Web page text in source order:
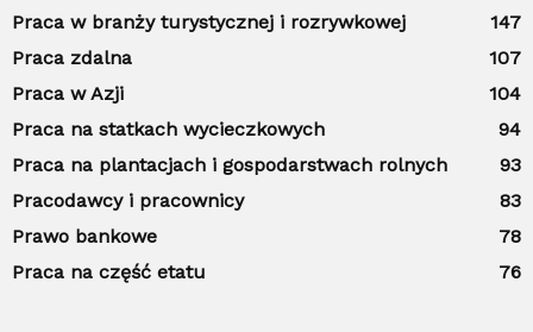
Praca w branży turystycznej i rozrywkowej
147
Praca zdalna
107
Praca w Azji
104
Praca na statkach wycieczkowych
94
Praca na plantacjach i gospodarstwach rolnych
93
Pracodawcy i pracownicy
83
Prawo bankowe
78
Praca na część etatu
76